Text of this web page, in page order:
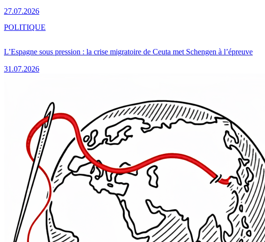
27.07.2026
L’Espagne sous pression : la crise migratoire de Ceuta met Schengen à l’épreuve
31.07.2026
POLITIQUE